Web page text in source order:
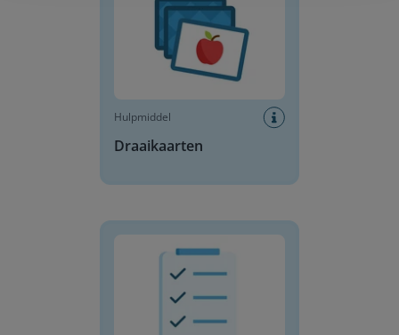
Hulpmiddel
Draaikaarten